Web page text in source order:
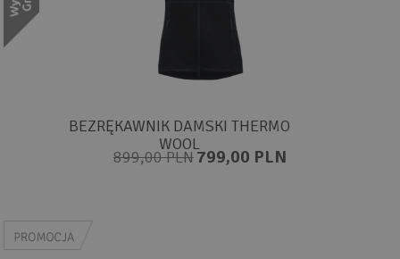
BEZRĘKAWNIK DAMSKI THERMO
WOOL
899,00 PLN799,00 PLN